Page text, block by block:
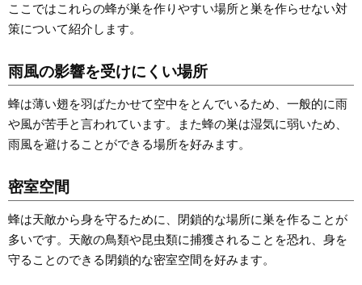
ここではこれらの蜂が巣を作りやすい場所と巣を作らせない対
策について紹介します。
雨風の影響を受けにくい場所
蜂は薄い翅を羽ばたかせて空中をとんでいるため、一般的に雨
や風が苦手と言われています。また蜂の巣は湿気に弱いため、
雨風を避けることができる場所を好みます。
密室空間
蜂は天敵から身を守るために、閉鎖的な場所に巣を作ることが
多いです。天敵の鳥類や昆虫類に捕獲されることを恐れ、身を
守ることのできる閉鎖的な密室空間を好みます。